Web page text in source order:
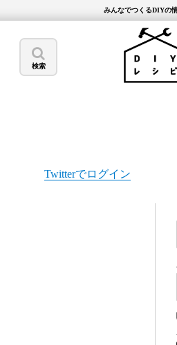
みんなでつくるDIYの
検索
Twitterでログイン